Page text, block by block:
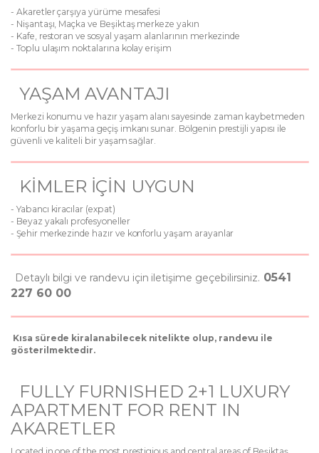
- Akaretler çarşıya yürüme mesafesi
- Nişantaşı, Maçka ve Beşiktaş merkeze yakın
- Kafe, restoran ve sosyal yaşam alanlarının merkezinde
- Toplu ulaşım noktalarına kolay erişim
YAŞAM AVANTAJI
Merkezi konumu ve hazır yaşam alanı sayesinde zaman kaybetmeden
konforlu bir yaşama geçiş imkanı sunar. Bölgenin prestijli yapısı ile
güvenli ve kaliteli bir yaşam sağlar.
KİMLER İÇİN UYGUN
- Yabancı kiracılar (expat)
- Beyaz yakalı profesyoneller
- Şehir merkezinde hazır ve konforlu yaşam arayanlar
Detaylı bilgi ve randevu için iletişime geçebilirsiniz. 0541
227 60 00
Kısa sürede kiralanabilecek nitelikte olup, randevu ile
gösterilmektedir.
FULLY FURNISHED 2+1 LUXURY
APARTMENT FOR RENT IN
AKARETLER